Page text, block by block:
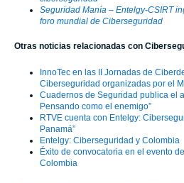
Seguridad Manía – Entelgy-CSIRT
foro mundial de Ciberseguridad
Otras noticias relacionadas con
InnoTec en las II Jornadas de
Ciberseguridad organizadas por el
Cuadernos de Seguridad publica el
Pensando como el enemigo”
RTVE cuenta con Entelgy:
Panamá”
Entelgy: Ciberseguridad y Colombia
Éxito de convocatoria en el evento
Colombia